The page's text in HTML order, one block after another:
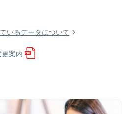
いるデータについて
案内